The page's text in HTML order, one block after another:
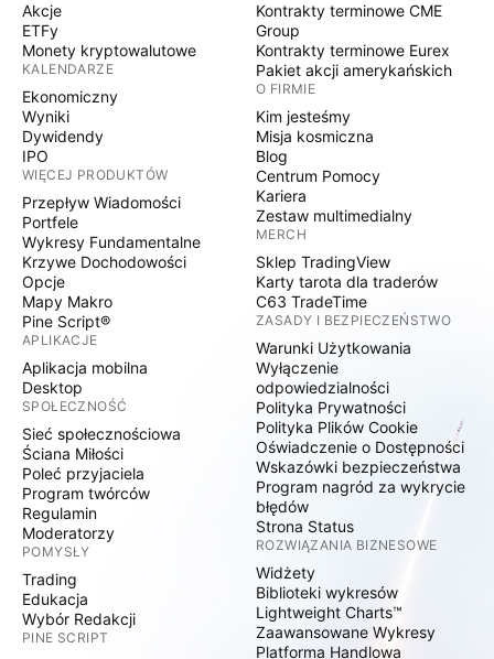
Akcje
ETFy
Monety kryptowalutowe
KALENDARZE
Ekonomiczny
Wyniki
Dywidendy
IPO
WIĘCEJ PRODUKTÓW
Przepływ Wiadomości
Portfele
Wykresy Fundamentalne
Krzywe Dochodowości
Opcje
Mapy Makro
Pine Script®
APLIKACJE
Aplikacja mobilna
Desktop
SPOŁECZNOŚĆ
Sieć społecznościowa
Ściana Miłości
Poleć przyjaciela
Program twórców
Regulamin
Moderatorzy
POMYSŁY
Trading
Edukacja
Wybór Redakcji
PINE SCRIPT
Kontrakty terminowe CME
Group
Kontrakty terminowe Eurex
Pakiet akcji amerykańskich
O FIRMIE
Kim jesteśmy
Misja kosmiczna
Blog
Centrum Pomocy
Kariera
Zestaw multimedialny
MERCH
Sklep TradingView
Karty tarota dla traderów
C63 TradeTime
ZASADY I BEZPIECZEŃSTWO
Warunki Użytkowania
Wyłączenie
odpowiedzialności
Polityka Prywatności
Polityka Plików Cookie
Oświadczenie o Dostępności
Wskazówki bezpieczeństwa
Program nagród za wykrycie
błędów
Strona Status
ROZWIĄZANIA BIZNESOWE
Widżety
Biblioteki wykresów
Lightweight Charts™
Zaawansowane Wykresy
Platforma Handlowa